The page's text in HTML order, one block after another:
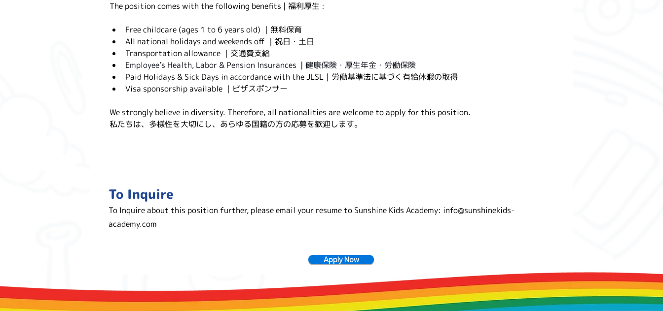
The position comes with the following benefits | 福利厚生 :
Free childcare (ages 1 to 6 years old) ｜無料保育
All national holidays and weekends off ｜祝日・土日
Transportation allowance ｜交通費支給
Employee’s Health, Labor & Pension Insurances  | 健康保険・厚生年金・労働保険
Paid Holidays & Sick Days in accordance with the JLSL｜労働基準法に基づく有給休暇の取得
Visa sponsorship available ｜ビザスポンサー
We strongly believe in diversity. Therefore, all nationalities are welcome to apply for this position.
私たちは、多様性を大切にし、あらゆる国籍の方の応募を歓迎します。
To Inquire
To Inquire about this position further, please email your resume to Sunshine Kids Academy: info@sunshinekids-
academy.com
Apply Now